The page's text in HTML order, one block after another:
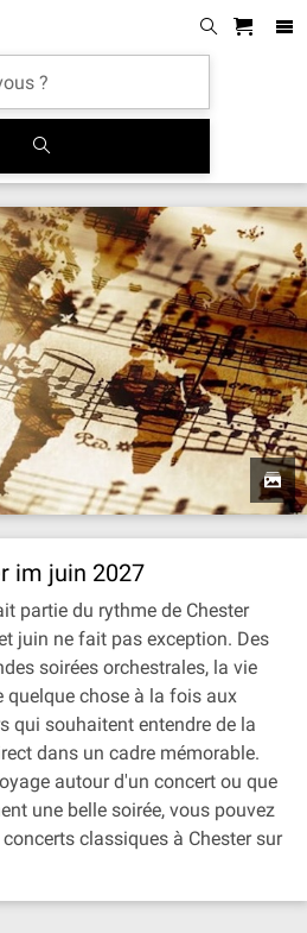
im juin 2027
partie du rythme de Chester
juin ne fait pas exception. Des
soirées orchestrales, la vie
chose à la fois aux
qui souhaitent entendre de la
dans un cadre mémorable.
autour d'un concert ou que
une belle soirée, vous pouvez
classiques à Chester sur